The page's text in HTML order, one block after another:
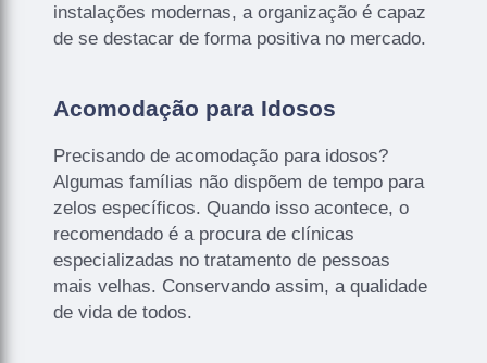
instalações modernas, a organização é capaz
de se destacar de forma positiva no mercado.
Acomodação para Idosos
Precisando de acomodação para idosos?
Algumas famílias não dispõem de tempo para
zelos específicos. Quando isso acontece, o
recomendado é a procura de clínicas
especializadas no tratamento de pessoas
mais velhas. Conservando assim, a qualidade
de vida de todos.